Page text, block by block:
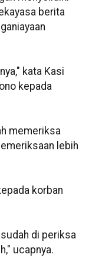
berita
kata Kasi
kepada
memeriksa
lebih
korban
di periksa
ucapnya.